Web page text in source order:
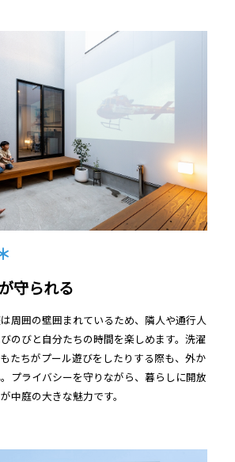
守られる
周囲の壁囲まれているため、隣人や通行人
のびと自分たちの時間を楽しめます。洗濯
たちがプール遊びをしたりする際も、外か
プライバシーを守りながら、暮らしに開放
中庭の大きな魅力です。